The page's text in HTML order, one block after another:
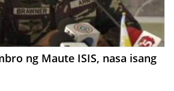
ng Maute ISIS, nasa isang